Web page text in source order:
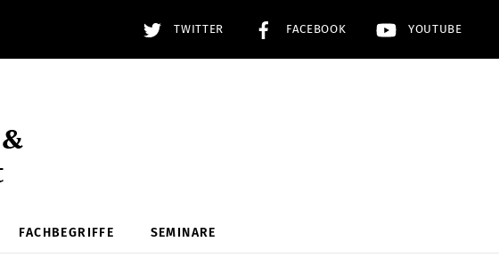
TWITTER FACEBOOK YOUTUBE
FACHBEGRIFFE SEMINARE